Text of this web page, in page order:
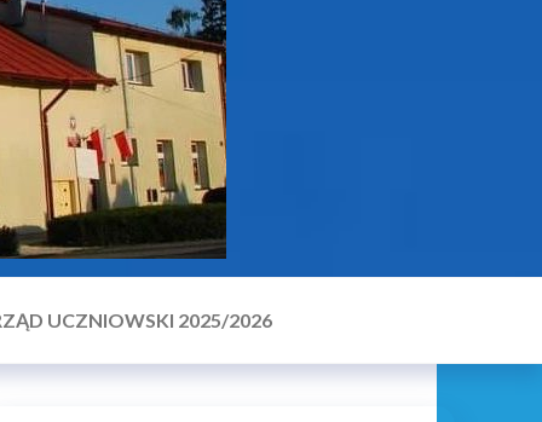
UCZNIOWSKI 2025/2026